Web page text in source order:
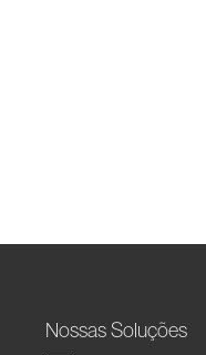
Nossas Soluções